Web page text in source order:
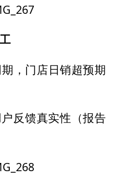
，门店日销超预期
反馈真实性（报告